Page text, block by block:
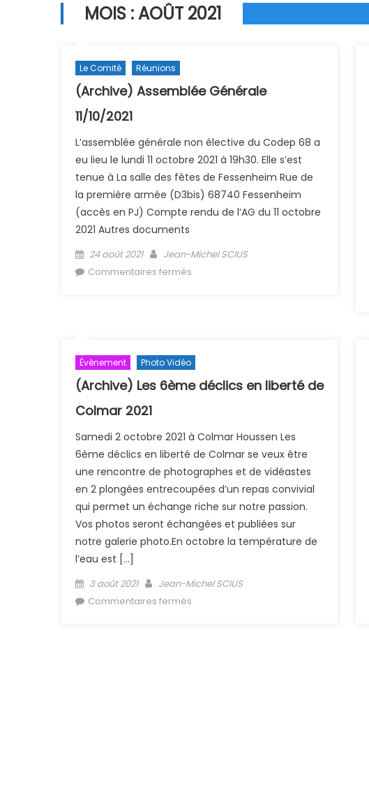
MOIS :AOÛT 2021
Le Comité Réunions
(Archive) Assemblée Générale
11/10/2021
L’assemblée générale non élective du Codep 68 a
eu lieu le lundi 11 octobre 2021 à 19h30. Elle s’est
tenue à La salle des fêtes de Fessenheim Rue de
la première armée (D3bis) 68740 Fessenheim
(accès en PJ) Compte rendu de l’AG du 11 octobre
2021 Autres documents
Posted on
24 août 2021 Author
Jean-Michel SCIUS
Commentaires fermés
Évènement Photo Vidéo
(Archive) Les 6ème déclics en liberté de
Colmar 2021
Samedi 2 octobre 2021 à Colmar Houssen Les
6ème déclics en liberté de Colmar se veux être
une rencontre de photographes et de vidéastes
en 2 plongées entrecoupées d’un repas convivial
qui permet un échange riche sur notre passion.
Vos photos seront échangées et publiées sur
notre galerie photo.En octobre la température de
l’eau est […]
Posted on
3 août 2021 Author
Jean-Michel SCIUS
Commentaires fermés